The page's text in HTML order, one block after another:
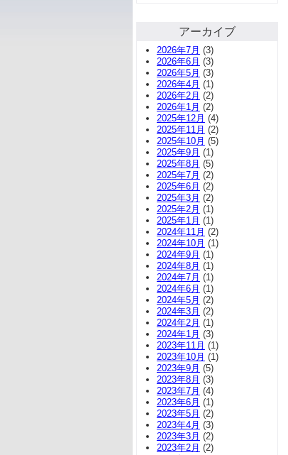
アーカイブ
2026年7月 (3)
2026年6月 (3)
2026年5月 (3)
2026年4月 (1)
2026年2月 (2)
2026年1月 (2)
2025年12月 (4)
2025年11月 (2)
2025年10月 (5)
2025年9月 (1)
2025年8月 (5)
2025年7月 (2)
2025年6月 (2)
2025年3月 (2)
2025年2月 (1)
2025年1月 (1)
2024年11月 (2)
2024年10月 (1)
2024年9月 (1)
2024年8月 (1)
2024年7月 (1)
2024年6月 (1)
2024年5月 (2)
2024年3月 (2)
2024年2月 (1)
2024年1月 (3)
2023年11月 (1)
2023年10月 (1)
2023年9月 (5)
2023年8月 (3)
2023年7月 (4)
2023年6月 (1)
2023年5月 (2)
2023年4月 (3)
2023年3月 (2)
2023年2月 (2)